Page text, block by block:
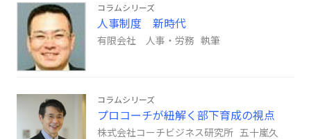
コラムシリーズ
人事制度 新時代
有限会社 人事・労務 執筆
コラムシリーズ
プロコーチが紐解く部下育成の視点
株式会社コーチビジネス研究所 五十嵐久